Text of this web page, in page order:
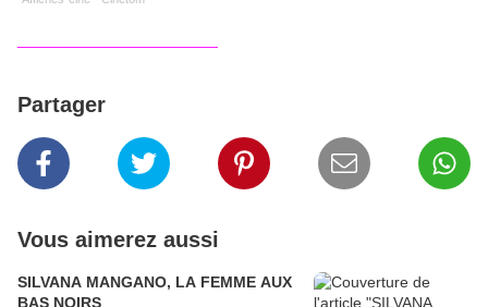
Partager
Vous aimerez aussi
SILVANA MANGANO, LA FEMME AUX
BAS NOIRS